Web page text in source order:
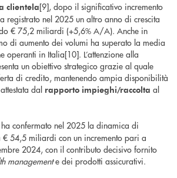
clientela[9], dopo il significativo incremento
registrato nel 2025 un altro anno di crescita
€ 75,2 miliardi (+5,6% A/A). Anche in
di aumento dei volumi ha superato la media
operanti in Italia[10]. L’attenzione alla
un obiettivo strategico grazie al quale
di credito, mantenendo ampia disponibilità
dal rapporto impieghi/raccolta al
ha confermato nel 2025 la dinamica di
54,5 miliardi con un incremento pari a
2024, con il contributo decisivo fornito
managemente dei prodotti assicurativi.